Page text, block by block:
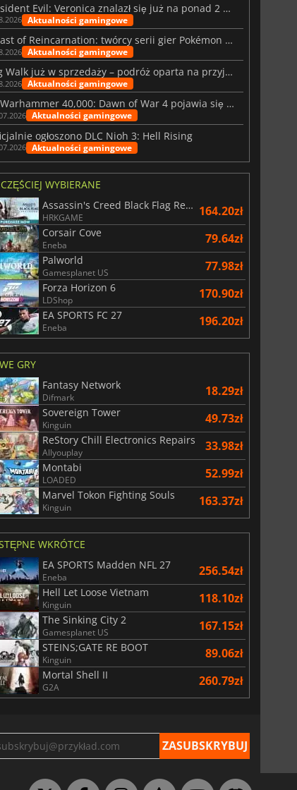
28.85zł
3
Resident Evil: Veronica znalazł się już na ponad 2 milionach list życzeń
Aktualności gamingowe
Beast of Reincarnation: twórcy serii gier Pokémon wkraczają na nową ścieżkę
Aktualności gamingowe
Big Walk już w sprzedaży – podróż oparta na przyjaźni
Aktualności gamingowe
W Warhammer 40,000: Dawn of War 4 pojawia się frakcja Nekronów
Aktualności gamingowe
ogłoszono DLC Nioh 3: Hell Rising
Aktualności gamingowe
WYBIERANE
Assassin's Creed Black Flag Resynced
HRKGAME 164.20zł
Corsair Cove
Eneba 79.64zł
Palworld
Gamesplanet US 77.98zł
Forza Horizon 6
LDShop 170.90zł
EA SPORTS FC 27
Eneba 196.20zł
GRY
Fantasy Network
Difmark 18.29zł
Sovereign Tower
Kinguin 49.73zł
ReStory Chill Electronics Repairs
Allyouplay 33.98zł
Montabi
LOADED 52.99zł
Marvel Tokon Fighting Souls
Kinguin 163.37zł
WKRÓTCE
EA SPORTS Madden NFL 27
Eneba 256.54zł
Hell Let Loose Vietnam
Kinguin 118.10zł
The Sinking City 2
Gamesplanet US 167.15zł
STEINS;GATE RE BOOT
Kinguin 89.06zł
Mortal Shell II
G2A 260.79zł